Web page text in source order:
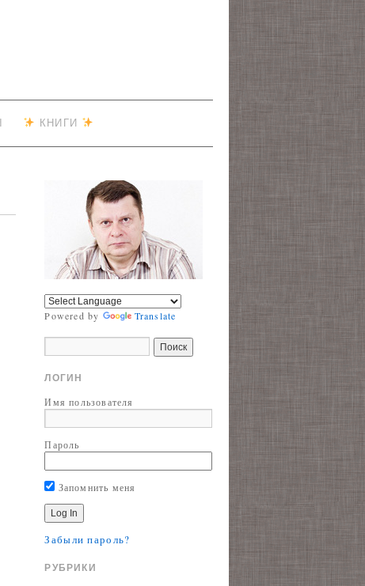
КНИГИ
Powered by Translate
ЛОГИН
Имя пользователя
Пароль
Запомнить меня
Забыли пароль?
РУБРИКИ